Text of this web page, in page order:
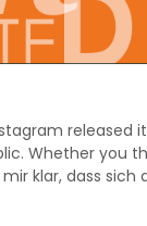
released
Whether you
mir klar, dass